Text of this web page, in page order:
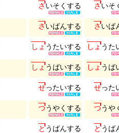
さいそ く する さいそ
さいばんする さいば
し ょう たいする し ょう た
し ょう ばいする し ょう ば
せったいする せった
つうやく する つうや
とう ばんする とう ば